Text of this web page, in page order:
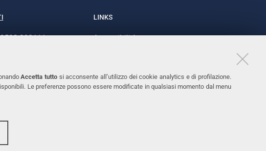
Accetta tutto si acconsente all’utilizzo dei cookie analytics e di profilazione.
Le preferenze possono essere modificate in qualsiasi momento dal menu
293111
LINKS
Accessibilità
Cookies